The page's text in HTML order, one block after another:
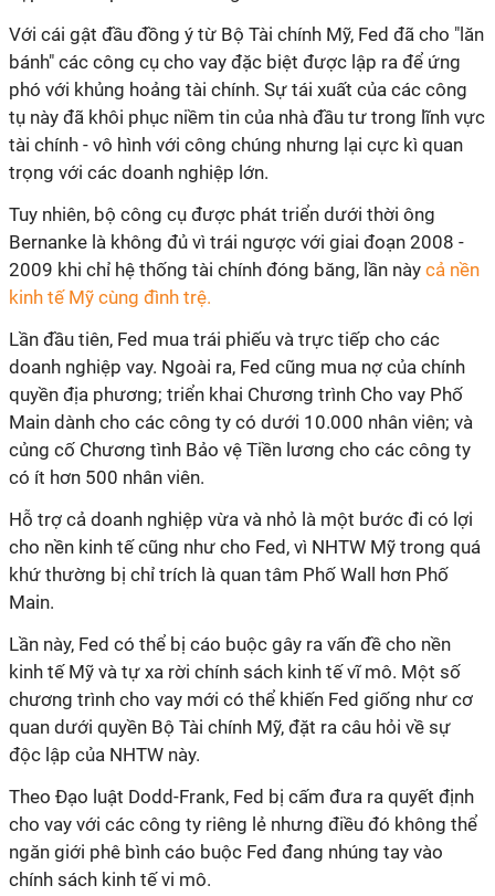
Với cái gật đầu đồng ý từ Bộ Tài chính Mỹ, Fed đã cho "lăn
bánh" các công cụ cho vay đặc biệt được lập ra để ứng
phó với khủng hoảng tài chính. Sự tái xuất của các công
tụ này đã khôi phục niềm tin của nhà đầu tư trong lĩnh vực
tài chính - vô hình với công chúng nhưng lại cực kì quan
trọng với các doanh nghiệp lớn.
Tuy nhiên, bộ công cụ được phát triển dưới thời ông
Bernanke là không đủ vì trái ngược với giai đoạn 2008 -
2009 khi chỉ hệ thống tài chính đóng băng, lần này cả nền
kinh tế Mỹ cùng đình trệ.
Lần đầu tiên, Fed mua trái phiếu và trực tiếp cho các
doanh nghiệp vay. Ngoài ra, Fed cũng mua nợ của chính
quyền địa phương; triển khai Chương trình Cho vay Phố
Main dành cho các công ty có dưới 10.000 nhân viên; và
củng cố Chương tình Bảo vệ Tiền lương cho các công ty
có ít hơn 500 nhân viên.
Hỗ trợ cả doanh nghiệp vừa và nhỏ là một bước đi có lợi
cho nền kinh tế cũng như cho Fed, vì NHTW Mỹ trong quá
khứ thường bị chỉ trích là quan tâm Phố Wall hơn Phố
Main.
Lần này, Fed có thể bị cáo buộc gây ra vấn đề cho nền
kinh tế Mỹ và tự xa rời chính sách kinh tế vĩ mô. Một số
chương trình cho vay mới có thể khiến Fed giống như cơ
quan dưới quyền Bộ Tài chính Mỹ, đặt ra câu hỏi về sự
độc lập của NHTW này.
Theo Đạo luật Dodd-Frank, Fed bị cấm đưa ra quyết định
cho vay với các công ty riêng lẻ nhưng điều đó không thể
ngăn giới phê bình cáo buộc Fed đang nhúng tay vào
chính sách kinh tế vi mô.